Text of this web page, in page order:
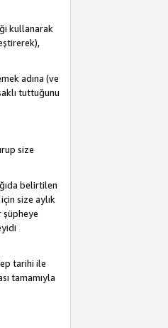
kullanarak
adına (ve
tuttuğunu
size
belirtilen
size aylık
şüpheye
tarihi ile
tamamıyla